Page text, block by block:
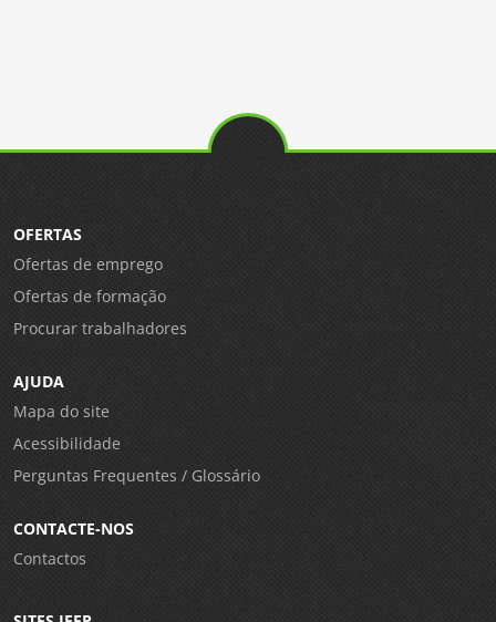
OFERTAS
Ofertas de emprego
Ofertas de formação
Procurar trabalhadores
AJUDA
Mapa do site
Acessibilidade
Perguntas Frequentes / Glossário
CONTACTE-NOS
Contactos